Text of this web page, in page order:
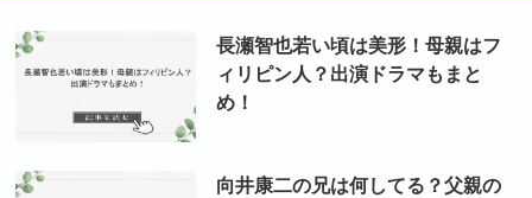
長瀬智也若い頃は美形！母親はフ
ィリピン人？出演ドラマもまと
め！
向井康二の兄は何してる？父親の